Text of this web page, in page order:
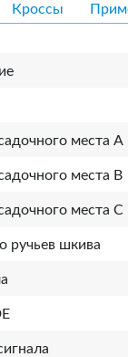
Кроссы
места A
места B
места C
ручьев шкива